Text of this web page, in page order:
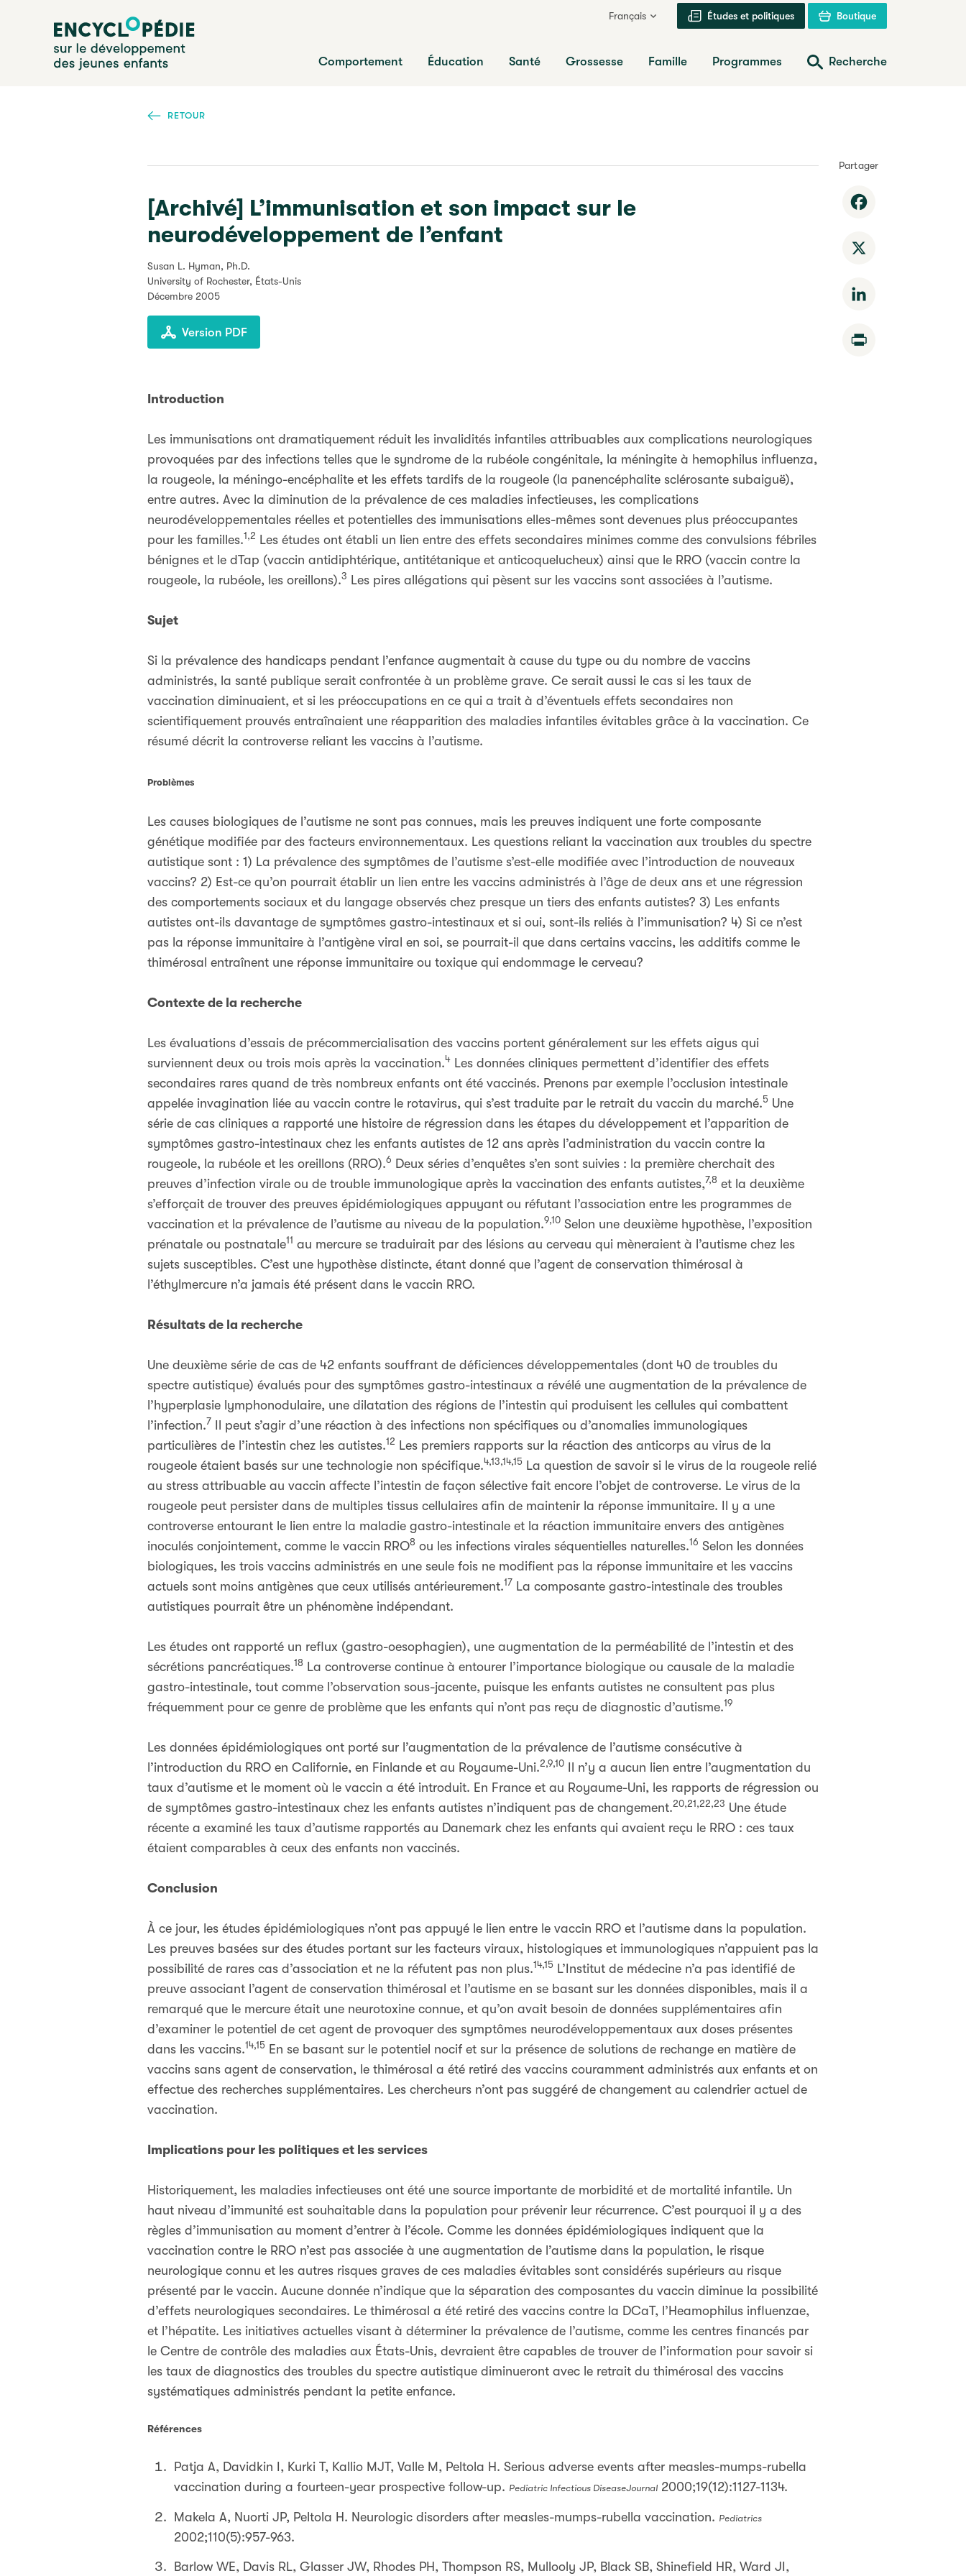
Encyclopédie sur le développement des jeunes enfants
Français Études et politiques Boutique
Comportement Éducation Santé Grossesse Famille Programmes Recherche
RETOUR
[Archivé] L’immunisation et son impact sur le
neurodéveloppement de l’enfant
Susan L. Hyman, Ph.D.
University of Rochester, États-Unis
Décembre 2005
Version PDF
Introduction
Les immunisations ont dramatiquement réduit les invalidités infantiles attribuables aux complications neurologiques
provoquées par des infections telles que le syndrome de la rubéole congénitale, la méningite à hemophilus influenza,
la rougeole, la méningo-encéphalite et les effets tardifs de la rougeole (la panencéphalite sclérosante subaiguë),
entre autres. Avec la diminution de la prévalence de ces maladies infectieuses, les complications
neurodéveloppementales réelles et potentielles des immunisations elles-mêmes sont devenues plus préoccupantes
pour les familles.1,2 Les études ont établi un lien entre des effets secondaires minimes comme des convulsions fébriles
bénignes et le dTap (vaccin antidiphtérique, antitétanique et anticoquelucheux) ainsi que le RRO (vaccin contre la
rougeole, la rubéole, les oreillons).3 Les pires allégations qui pèsent sur les vaccins sont associées à l’autisme.
Sujet
Si la prévalence des handicaps pendant l’enfance augmentait à cause du type ou du nombre de vaccins
administrés, la santé publique serait confrontée à un problème grave. Ce serait aussi le cas si les taux de
vaccination diminuaient, et si les préoccupations en ce qui a trait à d’éventuels effets secondaires non
scientifiquement prouvés entraînaient une réapparition des maladies infantiles évitables grâce à la vaccination. Ce
résumé décrit la controverse reliant les vaccins à l’autisme.
Problèmes
Les causes biologiques de l’autisme ne sont pas connues, mais les preuves indiquent une forte composante
génétique modifiée par des facteurs environnementaux. Les questions reliant la vaccination aux troubles du spectre
autistique sont : 1) La prévalence des symptômes de l’autisme s’est-elle modifiée avec l’introduction de nouveaux
vaccins? 2) Est-ce qu’on pourrait établir un lien entre les vaccins administrés à l’âge de deux ans et une régression
des comportements sociaux et du langage observés chez presque un tiers des enfants autistes? 3) Les enfants
autistes ont-ils davantage de symptômes gastro-intestinaux et si oui, sont-ils reliés à l’immunisation? 4) Si ce n’est
pas la réponse immunitaire à l’antigène viral en soi, se pourrait-il que dans certains vaccins, les additifs comme le
thimérosal entraînent une réponse immunitaire ou toxique qui endommage le cerveau?
Contexte de la recherche
Les évaluations d’essais de précommercialisation des vaccins portent généralement sur les effets aigus qui
surviennent deux ou trois mois après la vaccination.4 Les données cliniques permettent d’identifier des effets
secondaires rares quand de très nombreux enfants ont été vaccinés. Prenons par exemple l’occlusion intestinale
appelée invagination liée au vaccin contre le rotavirus, qui s’est traduite par le retrait du vaccin du marché.5 Une
série de cas cliniques a rapporté une histoire de régression dans les étapes du développement et l’apparition de
symptômes gastro-intestinaux chez les enfants autistes de 12 ans après l’administration du vaccin contre la
rougeole, la rubéole et les oreillons (RRO).6 Deux séries d’enquêtes s’en sont suivies : la première cherchait des
preuves d’infection virale ou de trouble immunologique après la vaccination des enfants autistes,7,8 et la deuxième
s’efforçait de trouver des preuves épidémiologiques appuyant ou réfutant l’association entre les programmes de
vaccination et la prévalence de l’autisme au niveau de la population.9,10 Selon une deuxième hypothèse, l’exposition
prénatale ou postnatale11 au mercure se traduirait par des lésions au cerveau qui mèneraient à l’autisme chez les
sujets susceptibles. C’est une hypothèse distincte, étant donné que l’agent de conservation thimérosal à
l’éthylmercure n’a jamais été présent dans le vaccin RRO.
Résultats de la recherche
Une deuxième série de cas de 42 enfants souffrant de déficiences développementales (dont 40 de troubles du
spectre autistique) évalués pour des symptômes gastro-intestinaux a révélé une augmentation de la prévalence de
l’hyperplasie lymphonodulaire, une dilatation des régions de l’intestin qui produisent les cellules qui combattent
l’infection.7
Il peut s’agir d’une réaction à des infections non spécifiques ou d’anomalies immunologiques
particulières de l’intestin chez les autistes.12 Les premiers rapports sur la réaction des anticorps au virus de la
rougeole étaient basés sur une technologie non spécifique.4,13,14,15 La question de savoir si le virus de la rougeole relié
au stress attribuable au vaccin affecte l’intestin de façon sélective fait encore l’objet de controverse. Le virus de la
rougeole peut persister dans de multiples tissus cellulaires afin de maintenir la réponse immunitaire. Il y a une
controverse entourant le lien entre la maladie gastro-intestinale et la réaction immunitaire envers des antigènes
inoculés conjointement, comme le vaccin RRO8 ou les infections virales séquentielles naturelles.16 Selon les données
biologiques, les trois vaccins administrés en une seule fois ne modifient pas la réponse immunitaire et les vaccins
actuels sont moins antigènes que ceux utilisés antérieurement.17 La composante gastro-intestinale des troubles
autistiques pourrait être un phénomène indépendant.
Les études ont rapporté un reflux (gastro-oesophagien), une augmentation de la perméabilité de l’intestin et des
sécrétions pancréatiques.18 La controverse continue à entourer l’importance biologique ou causale de la maladie
gastro-intestinale, tout comme l’observation sous-jacente, puisque les enfants autistes ne consultent pas plus
fréquemment pour ce genre de problème que les enfants qui n’ont pas reçu de diagnostic d’autisme.19
Les données épidémiologiques ont porté sur l’augmentation de la prévalence de l’autisme consécutive à
l’introduction du RRO en Californie, en Finlande et au Royaume-Uni.2,9,10
Il n’y a aucun lien entre l’augmentation du
taux d’autisme et le moment où le vaccin a été introduit. En France et au Royaume-Uni, les rapports de régression ou
de symptômes gastro-intestinaux chez les enfants autistes n’indiquent pas de changement.20,21,22,23 Une étude
récente a examiné les taux d’autisme rapportés au Danemark chez les enfants qui avaient reçu le RRO : ces taux
étaient comparables à ceux des enfants non vaccinés.
Conclusion
À ce jour, les études épidémiologiques n’ont pas appuyé le lien entre le vaccin RRO et l’autisme dans la population.
Les preuves basées sur des études portant sur les facteurs viraux, histologiques et immunologiques n’appuient pas la
possibilité de rares cas d’association et ne la réfutent pas non plus.14,15 L’Institut de médecine n’a pas identifié de
preuve associant l’agent de conservation thimérosal et l’autisme en se basant sur les données disponibles, mais il a
remarqué que le mercure était une neurotoxine connue, et qu’on avait besoin de données supplémentaires afin
d’examiner le potentiel de cet agent de provoquer des symptômes neurodéveloppementaux aux doses présentes
dans les vaccins.14,15 En se basant sur le potentiel nocif et sur la présence de solutions de rechange en matière de
vaccins sans agent de conservation, le thimérosal a été retiré des vaccins couramment administrés aux enfants et on
effectue des recherches supplémentaires. Les chercheurs n’ont pas suggéré de changement au calendrier actuel de
vaccination.
Implications pour les politiques et les services
Historiquement, les maladies infectieuses ont été une source importante de morbidité et de mortalité infantile. Un
haut niveau d’immunité est souhaitable dans la population pour prévenir leur récurrence. C’est pourquoi il y a des
règles d’immunisation au moment d’entrer à l’école. Comme les données épidémiologiques indiquent que la
vaccination contre le RRO n’est pas associée à une augmentation de l’autisme dans la population, le risque
neurologique connu et les autres risques graves de ces maladies évitables sont considérés supérieurs au risque
présenté par le vaccin. Aucune donnée n’indique que la séparation des composantes du vaccin diminue la possibilité
d’effets neurologiques secondaires. Le thimérosal a été retiré des vaccins contre la DCaT, l’Heamophilus influenzae,
et l’hépatite. Les initiatives actuelles visant à déterminer la prévalence de l’autisme, comme les centres financés par
le Centre de contrôle des maladies aux États-Unis, devraient être capables de trouver de l’information pour savoir si
les taux de diagnostics des troubles du spectre autistique diminueront avec le retrait du thimérosal des vaccins
systématiques administrés pendant la petite enfance.
Références
Patja A, Davidkin I, Kurki T, Kallio MJT, Valle M, Peltola H. Serious adverse events after measles-mumps-rubella
vaccination during a fourteen-year prospective follow-up. Pediatric Infectious DiseaseJournal 2000;19(12):1127-1134.
Makela A, Nuorti JP, Peltola H. Neurologic disorders after measles-mumps-rubella vaccination. Pediatrics
2002;110(5):957-963.
Barlow WE, Davis RL, Glasser JW, Rhodes PH, Thompson RS, Mullooly JP, Black SB, Shinefield HR, Ward JI,
Partager
Facebook